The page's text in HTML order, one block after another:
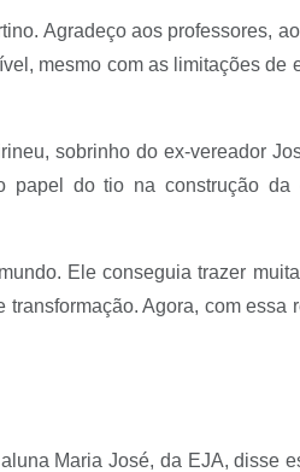
Agradeço aos professores,
mesmo com as limitações de
sobrinho do ex-vereador
papel do tio na construção
Ele conseguia trazer
Agora, com essa
Maria José, da EJA, disse